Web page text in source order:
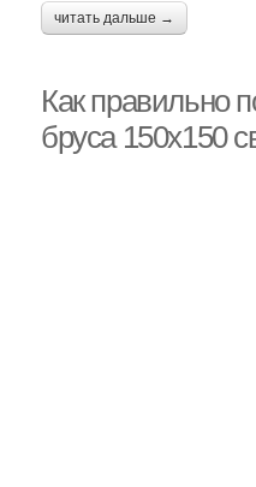
читать дальше →
Как правильно
бруса 150х150